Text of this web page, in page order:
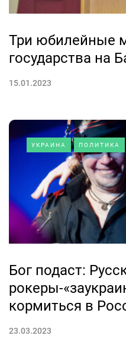
Три юбилейные
государства на
15.01.2023
УКРАИНА ПОЛИТИКА
Бог подаст:
рокеры-
кормиться в
23.03.2023